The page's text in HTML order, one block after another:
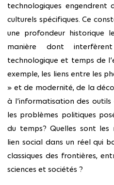
technologiques engendrent
culturels spécifiques. Ce
une profondeur historique
manière dont
technologique et temps de
exemple, les liens entre les
» et de modernité, de la
à l’informatisation des
les problèmes politiques
du temps? Quelles sont les
lien social dans un réel qui
classiques des frontières,
sciences et sociétés ?